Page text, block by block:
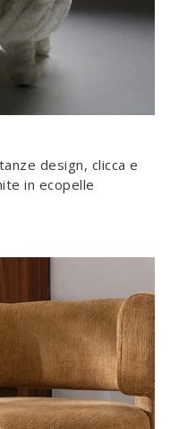
design, clicca e
in ecopelle